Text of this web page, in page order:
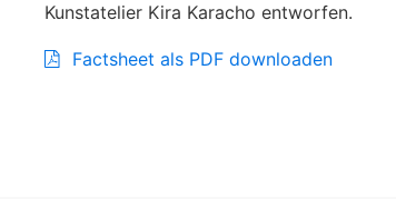
Kunstatelier Kira Karacho entworfen.
Factsheet als PDF downloaden